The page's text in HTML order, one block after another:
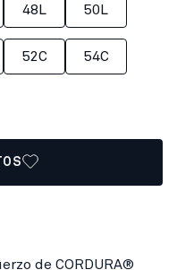
48L 50L
52C 54C
de CORDURA®